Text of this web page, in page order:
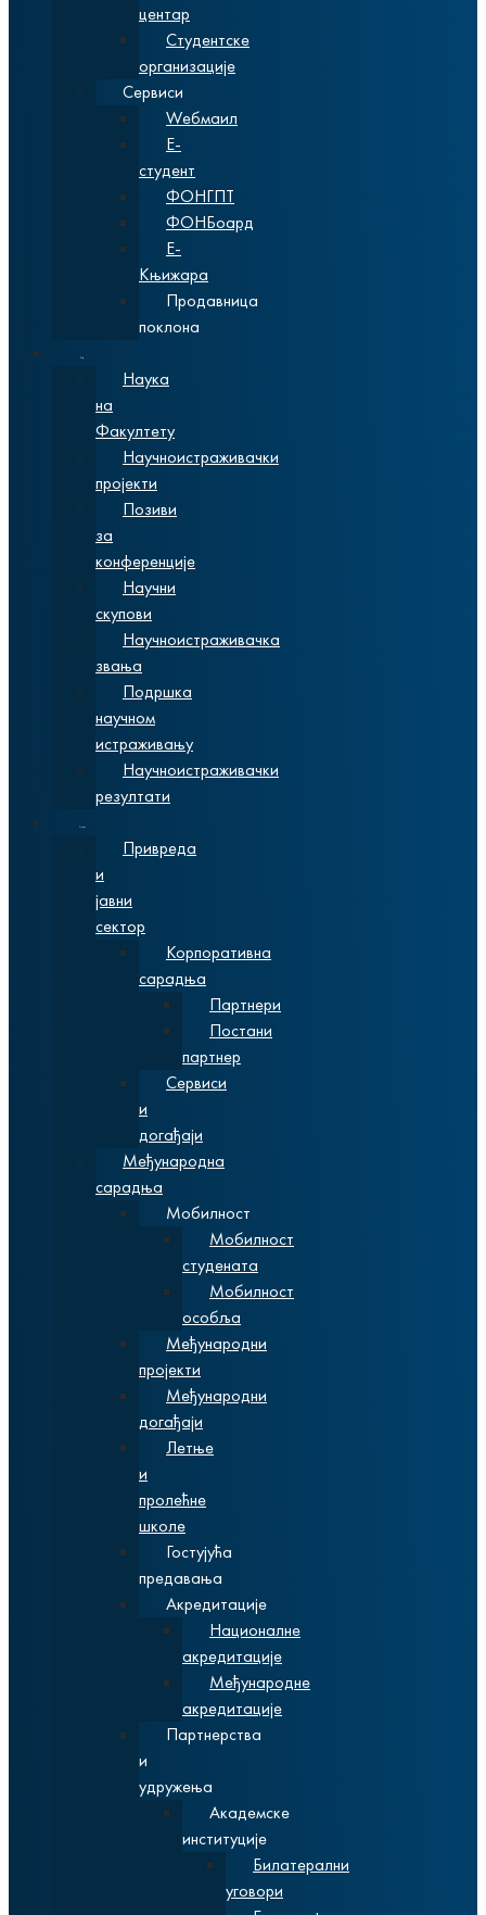
центар
Студентске
организације
Сервиси
Wебмаил
Е-
студент
ФОНГПТ
ФОНБоард
Е-
Књижара
Продавница
поклона
Наука
на
Факултету
Научноистраживачки
пројекти
Позиви
за
конференције
Научни
скупови
Научноистраживачка
звања
Подршка
научном
истраживању
Научноистраживачки
резултати
Привреда
и
јавни
сектор
Корпоративна
сарадња
Партнери
Постани
партнер
Сервиси
и
догађаји
Међународна
сарадња
Мобилност
Мобилност
студената
Мобилност
особља
Међународни
пројекти
Међународни
догађаји
Летње
и
пролећне
школе
Гостујућа
предавања
Акредитације
Националне
акредитације
Међународне
акредитације
Партнерства
и
удружења
Академске
институције
Билатерални
уговори